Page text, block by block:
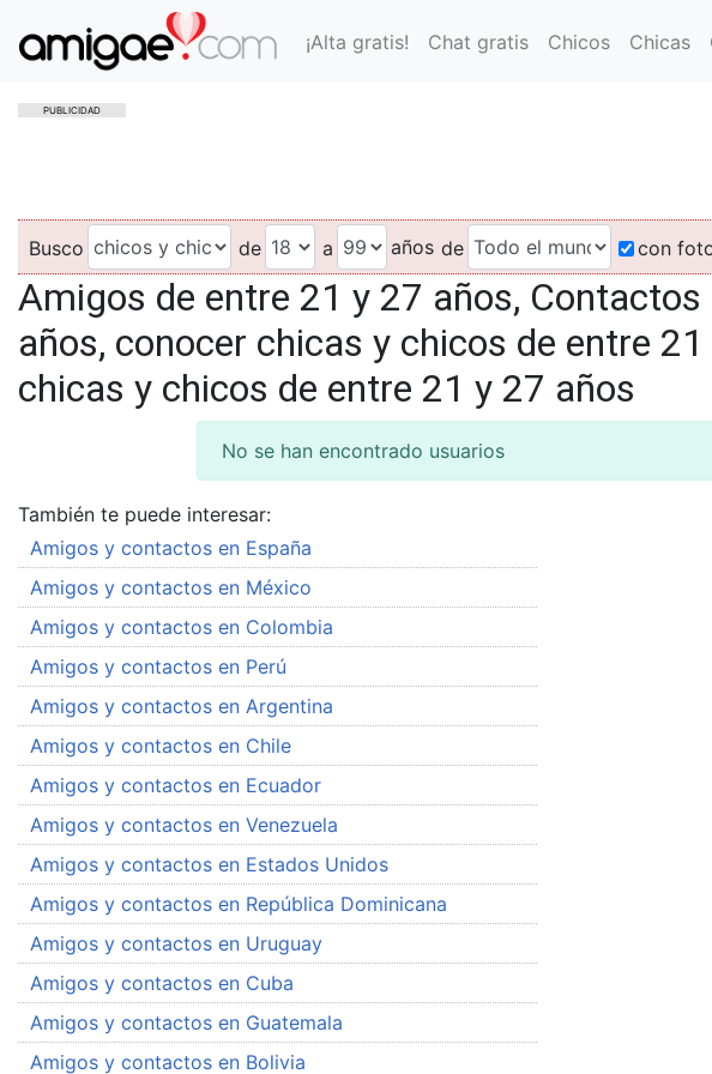
¡Alta gratis! Chat gratis Chicos Chicas
PUBLICIDAD
Busco de a años de con
Amigos de entre 21 y 27 años,
años, conocer chicas y chicos de entre
chicas y chicos de entre 21 y 27 años
No se han encontrado usuarios
También te puede interesar:
Amigos y contactos en España
Amigos y contactos en México
Amigos y contactos en Colombia
Amigos y contactos en Perú
Amigos y contactos en Argentina
Amigos y contactos en Chile
Amigos y contactos en Ecuador
Amigos y contactos en Venezuela
Amigos y contactos en Estados Unidos
Amigos y contactos en República Dominicana
Amigos y contactos en Uruguay
Amigos y contactos en Cuba
Amigos y contactos en Guatemala
Amigos y contactos en Bolivia